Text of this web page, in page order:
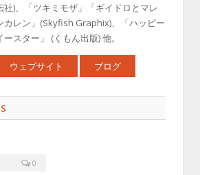
社)、「ツキミモザ」「ギイドロとマレ
カレン」(Skyfish Graphix)、「ハッピー
ースター」 (くもん出版) 他。
ウェブサイト ブログ
0